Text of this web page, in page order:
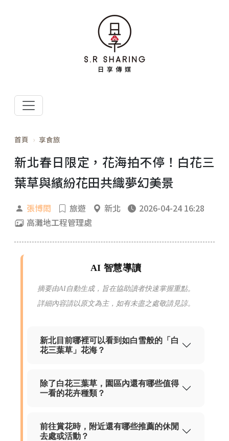
首頁 享食旅
新北春日限定，花海拍不停！白花三
葉草與繽紛花田共織夢幻美景
張博閎 旅遊 新北
2026-04-24 16:28
高灘地工程管理處
AI 智慧導讀
摘要由AI自動生成，旨在協助讀者快速掌握重點。
詳細內容請以原文為主，如有未盡之處敬請見諒。
新北目前哪裡可以看到如白雪般的「白
花三葉草」花海？
除了白花三葉草，園區內還有哪些值得
一看的花卉種類？
前往賞花時，附近還有哪些推薦的休閒
去處或活動？